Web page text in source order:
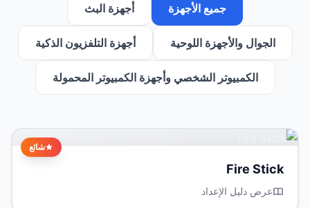
جميع الأجهزة أجهزة البث
الجوال والأجهزة اللوحية أجهزة التلفزيون الذكية
الكمبيوتر الشخصي وأجهزة الكمبيوتر المحمولة
شائع
Fire Stick
عرض دليل الإعداد